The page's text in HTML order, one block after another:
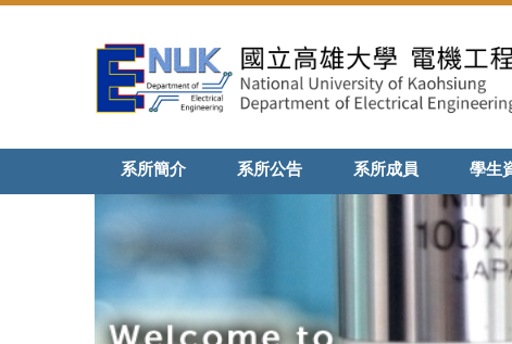
系所簡介 系所公告 系所成員 學生